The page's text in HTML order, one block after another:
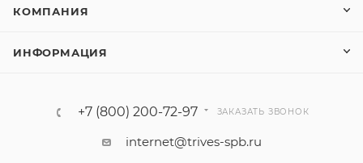
КОМПАНИЯ
ИНФОРМАЦИЯ
+7 (800) 200-72-97 ЗАКАЗАТЬ ЗВОНОК
internet@trives-spb.ru